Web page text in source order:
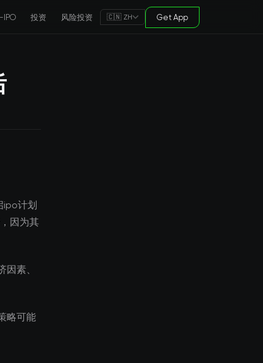
IPO 投资 风险投资 🇨🇳 ZH Get App
ipo计划
因为其
素、
略可能